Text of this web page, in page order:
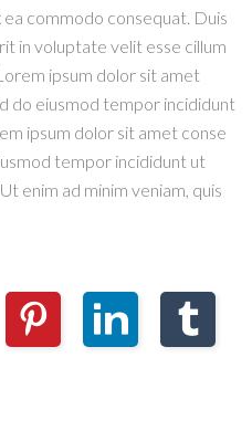
ea commodo consequat. Duis
in voluptate velit esse cillum
ipsum dolor sit amet
do eiusmod tempor incididunt
ipsum dolor sit amet conse
tempor incididunt ut
enim ad minim veniam, quis